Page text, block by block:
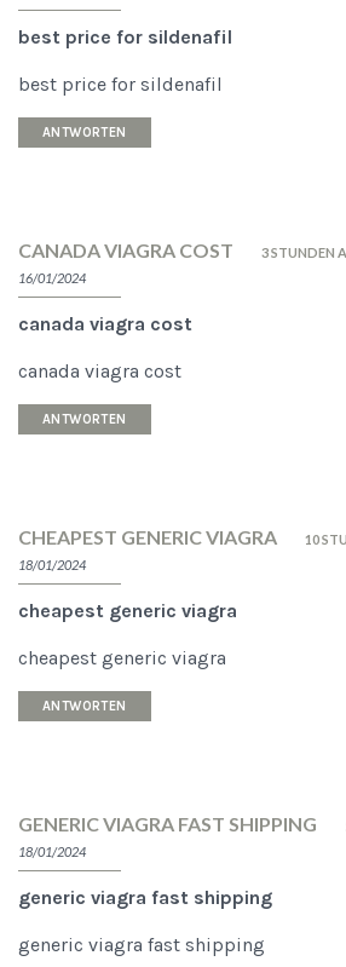
best price for sildenafil
best price for sildenafil
ANTWORTEN
CANADA VIAGRA COST
3 STUNDEN
16/01/2024
canada viagra cost
canada viagra cost
ANTWORTEN
CHEAPEST GENERIC VIAGRA
10
18/01/2024
cheapest generic viagra
cheapest generic viagra
ANTWORTEN
GENERIC VIAGRA FAST SHIPPING
18/01/2024
generic viagra fast shipping
generic viagra fast shipping